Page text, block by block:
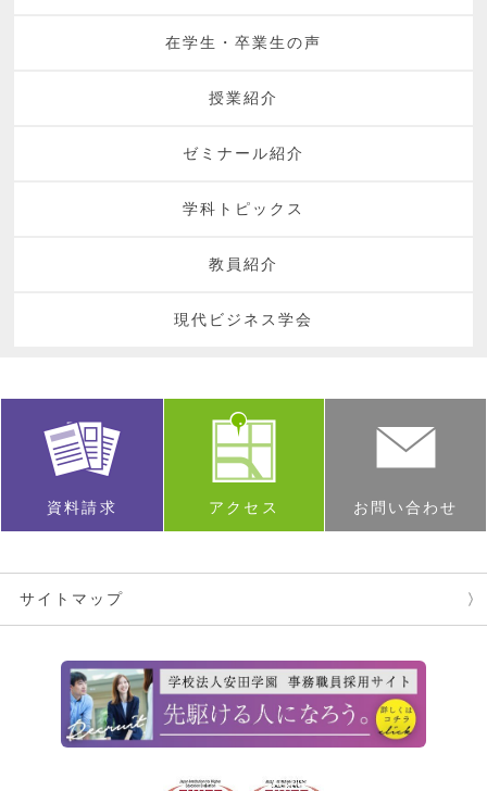
在学生・卒業生の声
授業紹介
ゼミナール紹介
学科トピックス
教員紹介
現代ビジネス学会
資料請求 アクセス お問い合わせ
サイトマップ